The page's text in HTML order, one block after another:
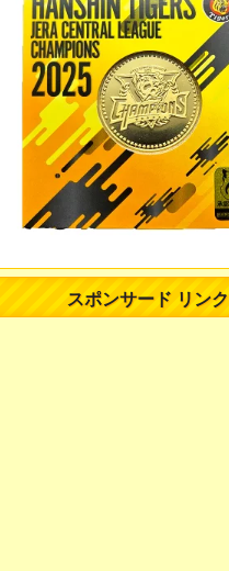
スポンサード リンク